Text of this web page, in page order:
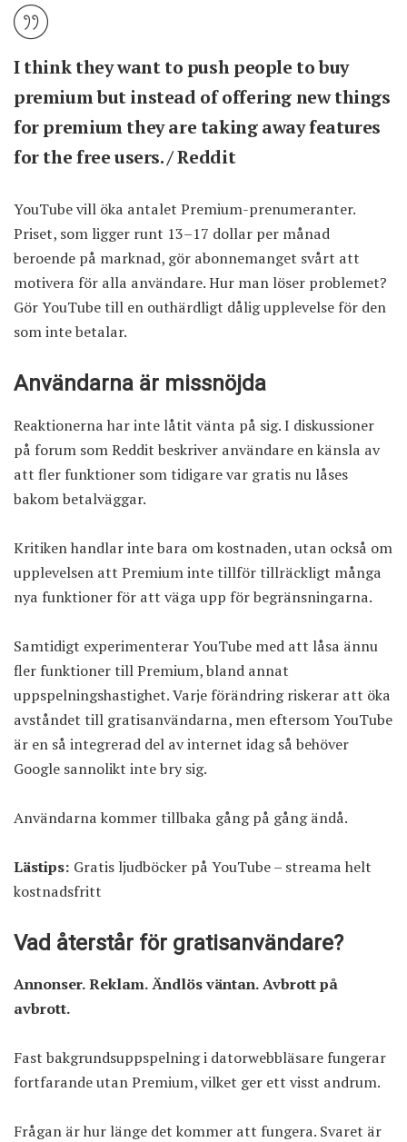
I think they want to push people to buy
premium but instead of offering new things
for premium they are taking away features
for the free users. /Reddit
YouTube vill öka antalet Premium-prenumeranter.
Priset, som ligger runt 13–17 dollar per månad
beroende på marknad, gör abonnemanget svårt att
motivera för alla användare. Hur man löser problemet?
Gör YouTube till en outhärdligt dålig upplevelse för den
som inte betalar.
Användarna är missnöjda
Reaktionerna har inte låtit vänta på sig. I diskussioner
på forum som Reddit beskriver användare en känsla av
att fler funktioner som tidigare var gratis nu låses
bakom betalväggar.
Kritiken handlar inte bara om kostnaden, utan också om
upplevelsen att Premium inte tillför tillräckligt många
nya funktioner för att väga upp för begränsningarna.
Samtidigt experimenterar YouTube med att låsa ännu
fler funktioner till Premium, bland annat
uppspelningshastighet. Varje förändring riskerar att öka
avståndet till gratisanvändarna, men eftersom YouTube
är en så integrerad del av internet idag så behöver
Google sannolikt inte bry sig.
Användarna kommer tillbaka gång på gång ändå.
Lästips: Gratis ljudböcker på YouTube – streama helt
kostnadsfritt
Vad återstår för gratisanvändare?
Annonser. Reklam. Ändlös väntan. Avbrott på
avbrott.
Fast bakgrundsuppspelning i datorwebbläsare fungerar
fortfarande utan Premium, vilket ger ett visst andrum.
Frågan är hur länge det kommer att fungera. Svaret är